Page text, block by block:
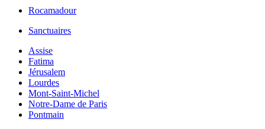
Rocamadour
Sanctuaires
Assise
Fatima
Jérusalem
Lourdes
Mont-Saint-Michel
Notre-Dame de Paris
Pontmain